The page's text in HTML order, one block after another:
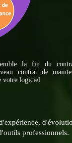
la fin du
contrat de
votre logiciel
professionnels.